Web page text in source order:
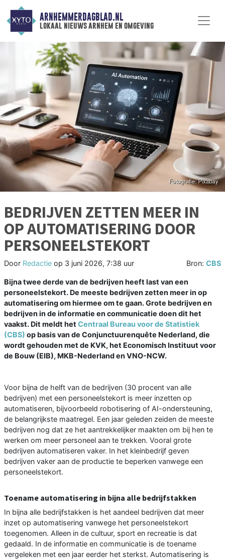
ARNHEMMERDAGBLAD.NL
lokaal nieuws arnhem en omgeving
BEDRIJVEN ZETTEN MEER IN
OP AUTOMATISERING DOOR
PERSONEELSTEKORT
Door Redactie op 3 juni 2026, 7:38 uur Bron: CBS
Bijna twee derde van de bedrijven heeft last van een
personeelstekort. De meeste bedrijven zetten meer in op
automatisering om hiermee om te gaan. Grote bedrijven en
bedrijven in de informatie en communicatie doen dit het
vaakst. Dit meldt het Centraal Bureau voor de Statistiek
(CBS) op basis van de Conjunctuurenquête Nederland, die
wordt gehouden met de KVK, het Economisch Instituut voor
de Bouw (EIB), MKB-Nederland en VNO-NCW.
Voor bijna de helft van de bedrijven (30 procent van alle
bedrijven) met een personeelstekort is meer inzetten op
automatiseren, bijvoorbeeld robotisering of AI-ondersteuning,
de belangrijkste maatregel. Een jaar geleden zeiden de meeste
bedrijven nog dat ze het aantrekkelijker maakten om bij hen te
werken om meer personeel aan te trekken. Vooral grote
bedrijven automatiseren vaker. In het kleinbedrijf geven
bedrijven vaker aan de productie te beperken vanwege een
personeelstekort.
Toename automatisering in bijna alle bedrijfstakken
In bijna alle bedrijfstakken is het aandeel bedrijven dat meer
inzet op automatisering vanwege het personeelstekort
toegenomen. Alleen in de cultuur, sport en recreatie is dat
gedaald. In de informatie en communicatie is de toename
vergeleken met een jaar eerder het sterkst. Automatisering is